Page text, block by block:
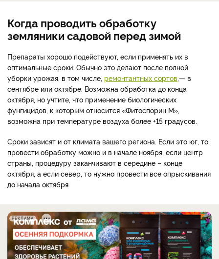
Когда проводить обработку
земляники садовой перед зимой
Препараты хорошо подействуют, если применять их в
оптимальные сроки. Обычно это делают после полной
уборки урожая, в том числе, ремонтантных сортов,— в
сентябре или октябре. Возможна обработка до конца
октября, но учтите, что применение биологических
фунгицидов, к которым относится «Фитоспорин М»,
возможна при температуре воздуха более +15 градусов.
Сроки зависят и от климата вашего региона. Если это юг, то
провести обработку можно и в начале ноября, если центр
страны, процедуру заканчивают в середине – конце
октября, а если север, то нужно провести все опрыскивания
до начала октября.
РЕКЛАМА